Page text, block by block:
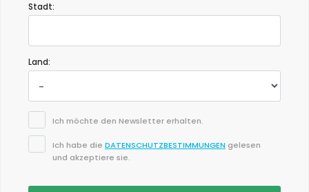
Stadt:
Land:
Ich möchte den Newsletter erhalten.
Ich habe die DATENSCHUTZBESTIMMUNGEN gelesen
und akzeptiere sie.